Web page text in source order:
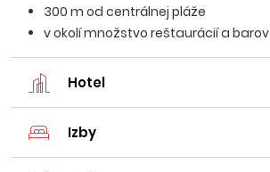
300 m od centrálnej pláže
v okolí množstvo reštaurácií a barov
Hotel
Izby